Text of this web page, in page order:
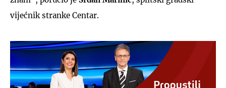
vijećnik stranke Centar.